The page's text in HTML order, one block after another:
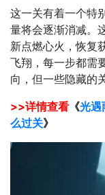
这一关有着一个特
量将会逐渐消减。
新点燃心火，恢复
飞翔，每一步都需
向，但一些隐藏的
>>详情查看 《光遇
么过关》